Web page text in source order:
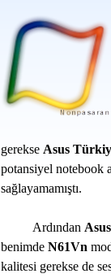
gerekse Asus
potansiyel notebook
sağlayamamıştı.
Ardından
benimde N61Vn
kalitesi gerekse de